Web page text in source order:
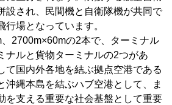
設され、民間機と自衛隊機が共同で
場となっています。
2700m×60mの2本で、ターミナル
ナルと貨物ターミナルの2つがあ
て国内外各地を結ぶ拠点空港である
沖縄本島を結ぶハブ空港として、ま
を支える重要な社会基盤として重要